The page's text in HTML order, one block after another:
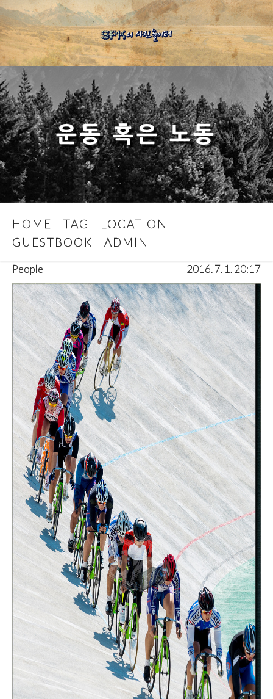
운동 혹은 노동
HOME TAG
LOCATION
GUESTBOOK
ADMIN
People 2016. 7. 1. 20:17